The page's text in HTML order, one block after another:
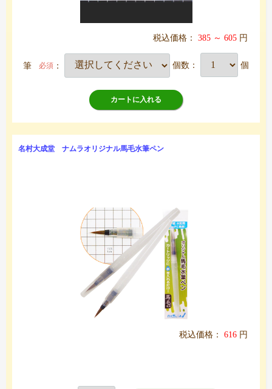
税込価格： 385 ～ 605 円
筆 必須 ： 個数： 個
カートに入れる
名村大成堂 ナムラオリジナル馬毛水筆ペン
税込価格： 616 円